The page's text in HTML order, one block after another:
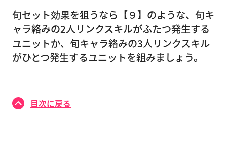
旬セット効果を狙うなら【９】のような、旬キ
ャラ絡みの2人リンクスキルがふたつ発生する
ユニットか、旬キャラ絡みの3人リンクスキル
がひとつ発生するユニットを組みましょう。
目次に戻る